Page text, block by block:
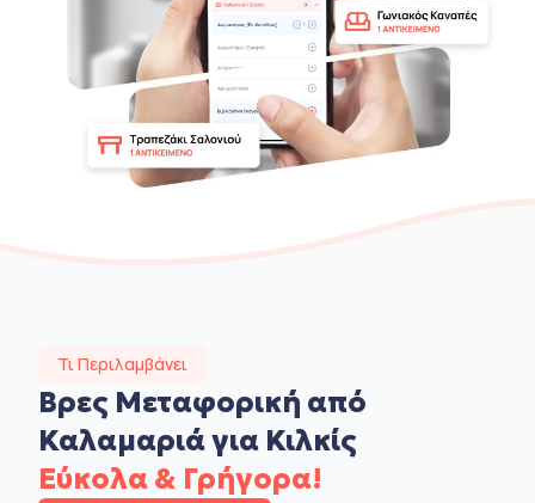
Τι Περιλαμβάνει
Βρες Μεταφορική από
Καλαμαριά για Κιλκίς
Εύκολα & Γρήγορα!